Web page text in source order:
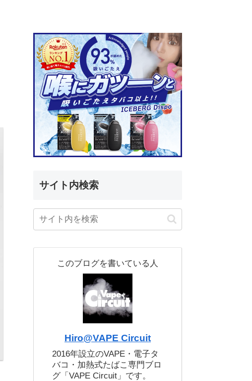
サイト内検索
このブログを書いている人
Hiro@VAPE Circuit
2016年設立のVAPE・電子タ
バコ・加熱式たばこ専門ブロ
グ「VAPE Circuit」です。